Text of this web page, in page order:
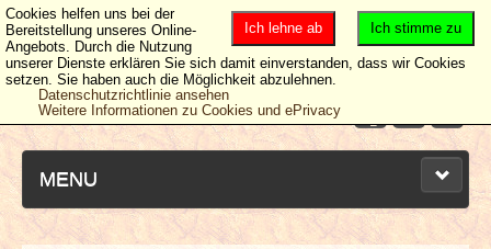
MENU
Ich stimme zu
Ich lehne ab
Cookies helfen uns bei der
Bereitstellung unseres Online-
Angebots. Durch die Nutzung
unserer Dienste erklären Sie sich damit einverstanden, dass wir Cookies
setzen. Sie haben auch die Möglichkeit abzulehnen.
Datenschutzrichtlinie ansehen
Weitere Informationen zu Cookies und ePrivacy